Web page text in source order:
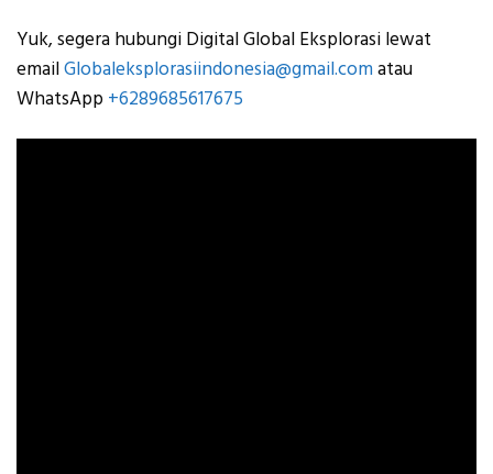
Yuk, segera hubungi Digital Global Eksplorasi lewat
emailGlobaleksplorasiindonesia@gmail.comatau
WhatsApp +6289685617675